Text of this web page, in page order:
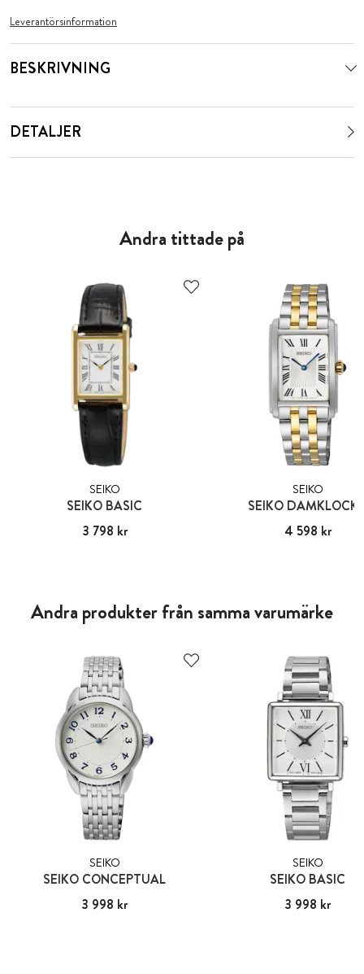
Leverantörsinformation
BESKRIVNING
DETALJER
Andra tittade på
SEIKO
SEIKO BASIC
Pris :3 798 kr
3 798 kr
SEIKO
SEIKO
Pris:4 598 kr
4 598 kr
Andra produkter från samma varumärke
SEIKO
SEIKO CONCEPTUAL
Pris :3 998 kr
3 998 kr
SEIKO
SEIKO BASIC
Pris :3 998 kr
3 998 kr